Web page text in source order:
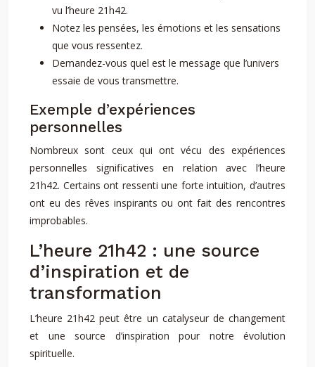
vu l’heure 21h42.
Notez les pensées, les émotions et les sensations
que vous ressentez.
Demandez-vous quel est le message que l’univers
essaie de vous transmettre.
Exemple d’expériences
personnelles
Nombreux sont ceux qui ont vécu des expériences
personnelles significatives en relation avec l’heure
21h42. Certains ont ressenti une forte intuition, d’autres
ont eu des rêves inspirants ou ont fait des rencontres
improbables.
L’heure 21h42 : une source
d’inspiration et de
transformation
L’heure 21h42 peut être un catalyseur de changement
et une source d’inspiration pour notre évolution
spirituelle.